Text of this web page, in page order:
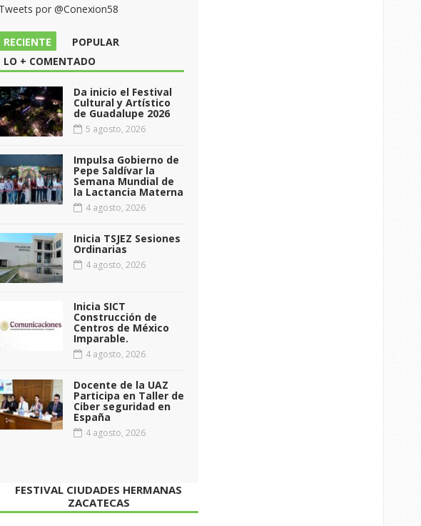
Tweets por @Conexion58
RECIENTE
POPULAR
LO + COMENTADO
Da inicio el Festival
Cultural y Artístico
de Guadalupe 2026
5 agosto, 2026
Impulsa Gobierno de
Pepe Saldívar la
Semana Mundial de
la Lactancia Materna
4 agosto, 2026
Inicia TSJEZ Sesiones
Ordinarias
4 agosto, 2026
Inicia SICT
Construcción de
Centros de México
Imparable.
4 agosto, 2026
Docente de la UAZ
Participa en Taller de
Ciber seguridad en
España
4 agosto, 2026
FESTIVAL CIUDADES HERMANAS
ZACATECAS